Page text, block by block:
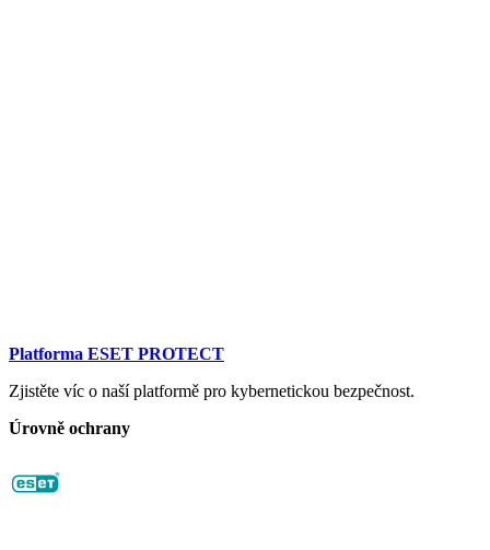
Platforma ESET PROTECT
Zjistěte víc o naší platformě pro kybernetickou bezpečnost.
Úrovně ochrany